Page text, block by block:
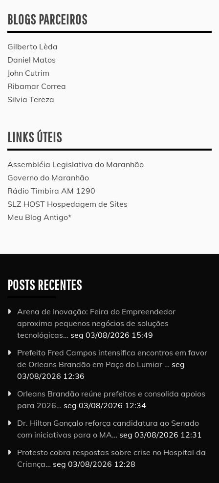
BLOGS PARCEIROS
Gilberto Lèda
Daniel Matos
John Cutrim
Ribamar Correa
Silvia Tereza
LINKS ÚTEIS
Assembléia Legislativa do Maranhão
Governo do Maranhão
Rádio Timbira AM 1290
SLZ HOST Hospedagem de Sites
Meu Blog Antigo*
POSTS RECENTES
Arena de Inovação: Feira do Empreendedor
aproxima pequenos negócios de soluções
tecnológicas… seg 03/08/2026 15:49
Prefeito Fred Campos intensifica encontros em favor
de Orleans Brandão em Paço do Lumiar … seg
03/08/2026 12:36
Orleans Brandão reúne prefeitos e consolida apoios
para 2026… seg 03/08/2026 12:34
Dr. Hilton Gonçalo reforça candidatura ao Senado
com iniciativas para o MA… seg 03/08/2026 12:31
Protesto cobra respostas sobre crise no Hospital da
Criança… seg 03/08/2026 12:28